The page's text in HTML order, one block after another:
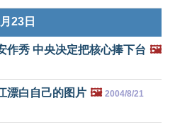
23日
作秀 中央决定把核心捧下台 🖼️
漂白自己的图片 🖼️ 2004/8/21